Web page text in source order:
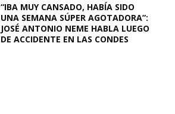
“IBA MUY CANSADO, HABÍA SIDO
UNA SEMANA SÚPER AGOTADORA”:
JOSÉ ANTONIO NEME HABLA LUEGO
DE ACCIDENTE EN LAS CONDES